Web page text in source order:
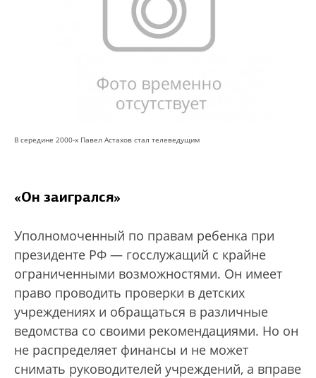
В середине 2000-х Павел Астахов стал телеведущим
«Он заигрался»
Уполномоченный по правам ребенка при
президенте РФ — госслужащий с крайне
ограниченными возможностями. Он имеет
право проводить проверки в детских
учреждениях и обращаться в различные
ведомства со своими рекомендациями. Но он
не распределяет финансы и не может
снимать руководителей учреждений, а вправе